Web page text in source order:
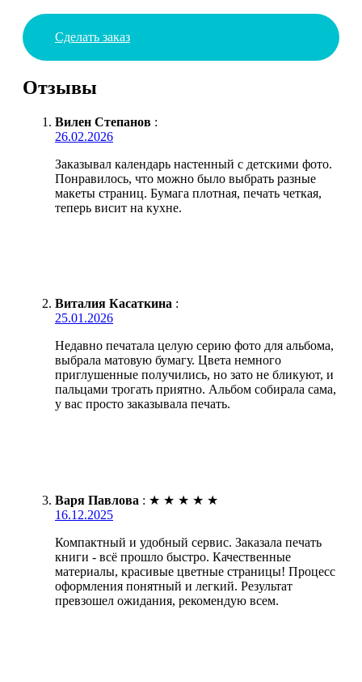
Сделать заказ
Отзывы
Вилен Степанов :
26.02.2026
Заказывал календарь настенный с детскими фото.
Понравилось, что можно было выбрать разные
макеты страниц. Бумага плотная, печать четкая,
теперь висит на кухне.
Виталия Касаткина :
25.01.2026
Недавно печатала целую серию фото для альбома,
выбрала матовую бумагу. Цвета немного
приглушенные получились, но зато не бликуют, и
пальцами трогать приятно. Альбом собирала сама,
у вас просто заказывала печать.
Варя Павлова : ★ ★ ★ ★ ★
16.12.2025
Компактный и удобный сервис. Заказала печать
книги - всё прошло быстро. Качественные
материалы, красивые цветные страницы! Процесс
оформления понятный и легкий. Результат
превзошел ожидания, рекомендую всем.